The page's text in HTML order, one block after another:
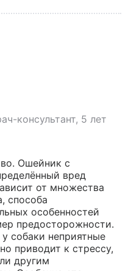
консультант, 5 лет
Ошейник с
вред
от множества
способа
особенностей
предосторожности.
собаки неприятные
приводит к стрессу,
другим